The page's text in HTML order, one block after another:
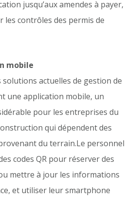
jusqu’aux amendes à payer,
les contrôles des permis de
mobile
solutions actuelles de gestion de
une application mobile, un
pour les entreprises du
qui dépendent des
du terrain.Le personnel
codes QR pour réserver des
mettre à jour les informations
et utiliser leur smartphone